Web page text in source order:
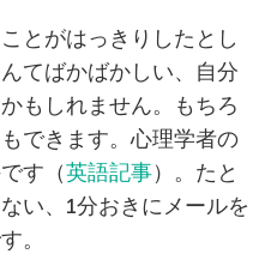
とがはっきりしたとし
てばかばかしい、自分
もしれません。もちろ
できます。心理学者の
す（英語記事）。たと
い、1分おきにメールを
。